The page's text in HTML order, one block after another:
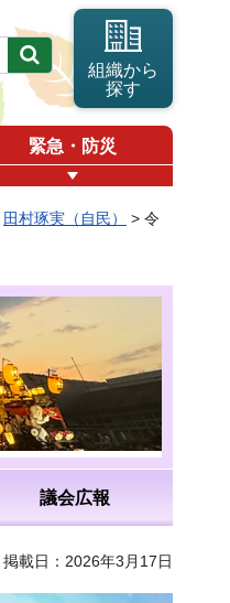
組織から
探す
緊急・防災
田村琢実（自民）
> 令
議会広報
掲載日：2026年3月17日